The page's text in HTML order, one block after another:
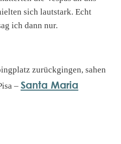
sich lautstark. Echt
ich dann nur.
zurückgingen, sahen
– Santa Maria